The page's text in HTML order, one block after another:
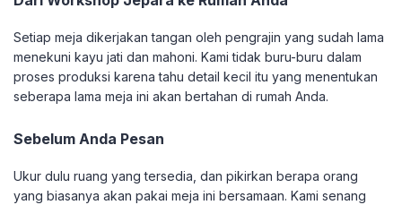
Setiap meja dikerjakan tangan oleh pengrajin yang sudah lama
menekuni kayu jati dan mahoni. Kami tidak buru-buru dalam
proses produksi karena tahu detail kecil itu yang menentukan
seberapa lama meja ini akan bertahan di rumah Anda.
Sebelum Anda Pesan
Ukur dulu ruang yang tersedia, dan pikirkan berapa orang
yang biasanya akan pakai meja ini bersamaan. Kami senang